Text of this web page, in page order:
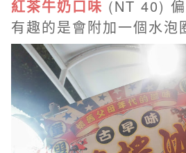
紅茶牛奶口味 (NT 40)
有趣的是會附加一個水泡